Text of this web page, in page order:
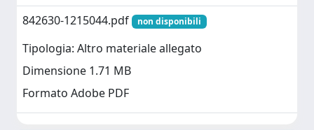
842630-1215044.pdf
non disponibili
Tipologia: Altro materiale allegato
Dimensione 1.71 MB
Formato Adobe PDF